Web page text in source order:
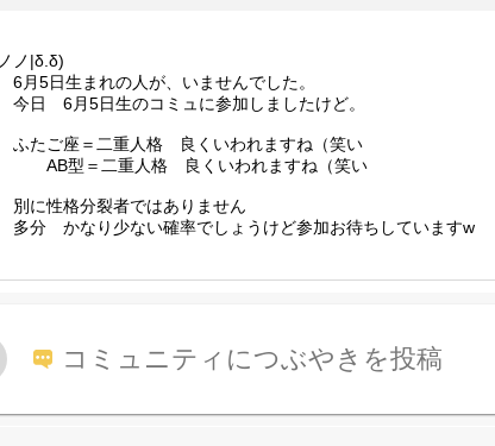
ノノ|δ.δ)
6月5日生まれの人が、いませんでした。
今日 6月5日生のコミュに参加しましたけど。
ふたご座＝二重人格 良くいわれますね（笑い
AB型＝二重人格 良くいわれますね（笑い
別に性格分裂者ではありません
多分 かなり少ない確率でしょうけど参加お待ちしていますw
コミュニティにつぶやきを投稿